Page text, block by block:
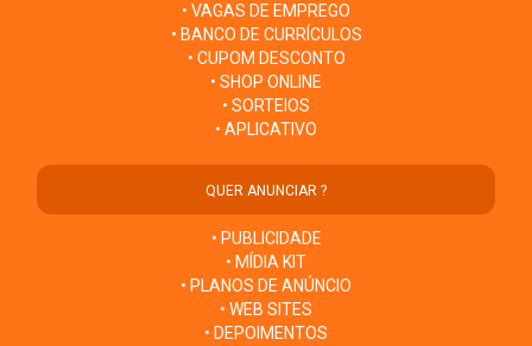
• VAGAS DE EMPREGO
• BANCO DE CURRÍCULOS
• CUPOM DESCONTO
• SHOP ONLINE
• SORTEIOS
• APLICATIVO
QUER ANUNCIAR ?
• PUBLICIDADE
• MÍDIA KIT
• PLANOS DE ANÚNCIO
• WEB SITES
• DEPOIMENTOS